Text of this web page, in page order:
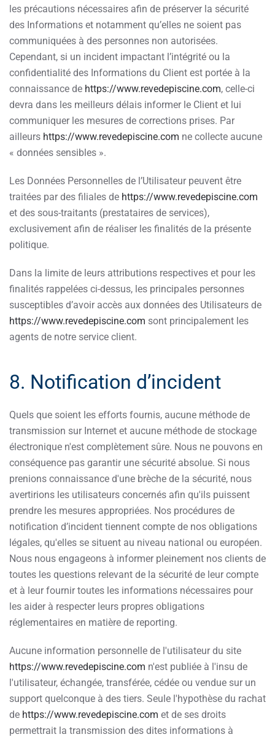
les précautions nécessaires afin de préserver la sécurité
des Informations et notamment qu’elles ne soient pas
communiquées à des personnes non autorisées.
Cependant, si un incident impactant l’intégrité ou la
confidentialité des Informations du Client est portée à la
connaissance de https://www.revedepiscine.com, celle-ci
devra dans les meilleurs délais informer le Client et lui
communiquer les mesures de corrections prises. Par
ailleurs https://www.revedepiscine.com ne collecte aucune
« données sensibles ».
Les Données Personnelles de l’Utilisateur peuvent être
traitées par des filiales de https://www.revedepiscine.com
et des sous-traitants (prestataires de services),
exclusivement afin de réaliser les finalités de la présente
politique.
Dans la limite de leurs attributions respectives et pour les
finalités rappelées ci-dessus, les principales personnes
susceptibles d’avoir accès aux données des Utilisateurs de
https://www.revedepiscine.com sont principalement les
agents de notre service client.
8. Notification d’incident
Quels que soient les efforts fournis, aucune méthode de
transmission sur Internet et aucune méthode de stockage
électronique n'est complètement sûre. Nous ne pouvons en
conséquence pas garantir une sécurité absolue. Si nous
prenions connaissance d'une brèche de la sécurité, nous
avertirions les utilisateurs concernés afin qu'ils puissent
prendre les mesures appropriées. Nos procédures de
notification d’incident tiennent compte de nos obligations
légales, qu'elles se situent au niveau national ou européen.
Nous nous engageons à informer pleinement nos clients de
toutes les questions relevant de la sécurité de leur compte
et à leur fournir toutes les informations nécessaires pour
les aider à respecter leurs propres obligations
réglementaires en matière de reporting.
Aucune information personnelle de l'utilisateur du site
https://www.revedepiscine.com n'est publiée à l'insu de
l'utilisateur, échangée, transférée, cédée ou vendue sur un
support quelconque à des tiers. Seule l'hypothèse du rachat
de https://www.revedepiscine.com et de ses droits
permettrait la transmission des dites informations à